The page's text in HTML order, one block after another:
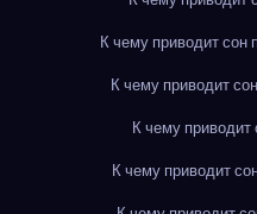
К чему приводит сон
К чему приводит
К чему приводит
К чему приводит